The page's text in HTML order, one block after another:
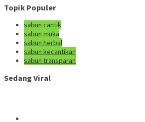
Topik Populer
sabun cantik
sabun muka
sabun herbal
sabun kecantikan
sabun transparan
Sedang Viral